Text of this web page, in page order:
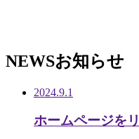
NEWSお知らせ
2024.9.1
ホームページを